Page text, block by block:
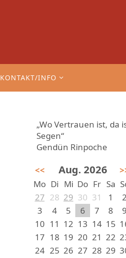
KONTAKT/INFO
„Wo Vertrauen ist, da
Segen“
Gendün Rinpoche
<< Aug. 2026
Mo Di Mi Do Fr Sa
27 28 29 30 31 1
2
3
4 5 6 7 8
9
10 11 12 13 14 15
17 18 19 20 21 22
24 25 26 27 28 29